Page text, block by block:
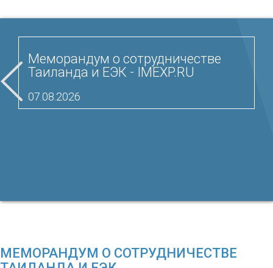
Меморандум о сотрудничестве
Таиланда и ЕЭК - IMEXP.RU
07.08.2026
МЕМОРАНДУМ О СОТРУДНИЧЕСТВЕ